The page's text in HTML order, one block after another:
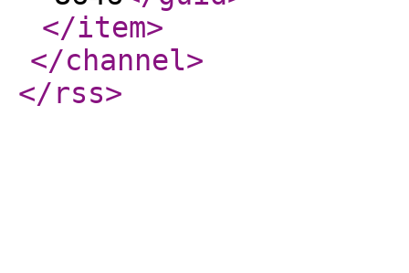
</item>
</channel>
</rss>